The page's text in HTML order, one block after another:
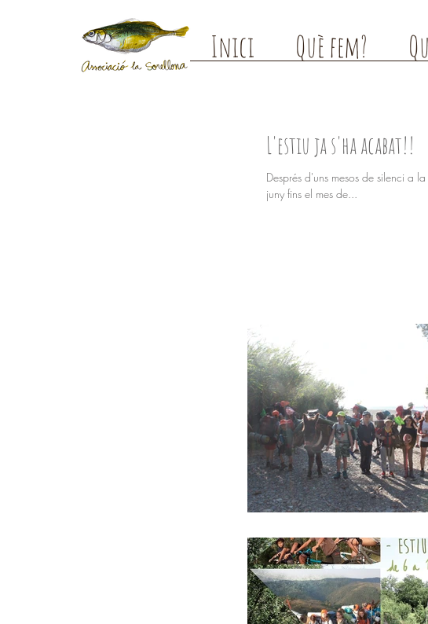
Inici Què fem?
L'estiu ja s'ha acabat!!
Després d'uns mesos de silenci a la
juny fins el mes de...